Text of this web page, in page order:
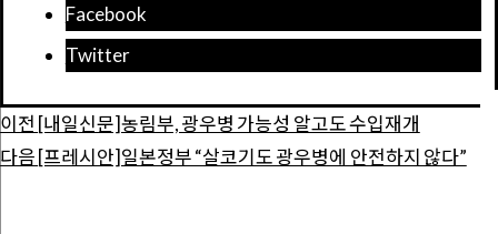
Facebook
Twitter
이전 [내일신문]농림부, 광우병 가능성 알고도 수입재개
다음 [프레시안]일본정부 “살코기도 광우병에 안전하지 않다”